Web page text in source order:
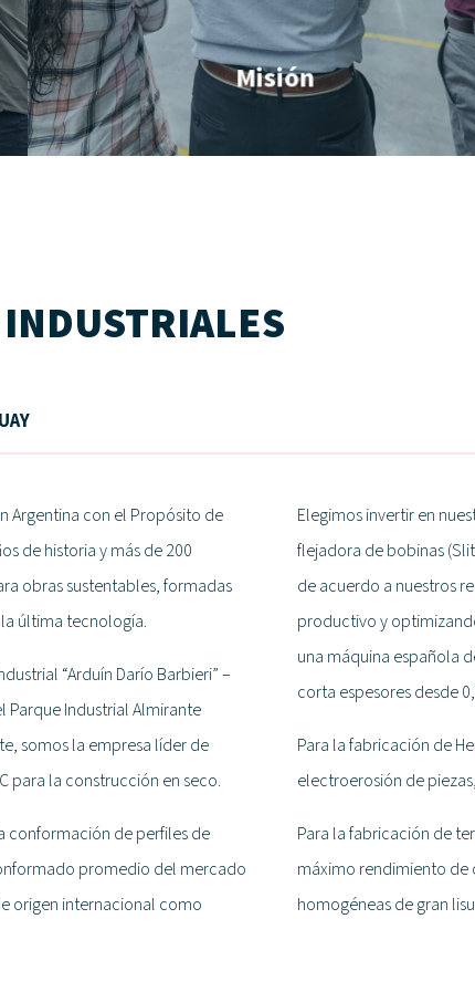
Misión
Argentina con el Propósito de
de historia y más de 200
obras sustentables, formadas
última tecnología.
“Arduín Darío Barbieri” –
Industrial Almirante
somos la empresa líder de
para la construcción en seco.
conformación de perfiles de
promedio del mercado
origen internacional como
Elegimos invertir en
flejadora de bobinas
de acuerdo a nuestros
productivo y
una máquina española
corta espesores desde
Para la fabricación de
electroerosión de
Para la fabricación de
máximo rendimiento de
homogéneas de gran